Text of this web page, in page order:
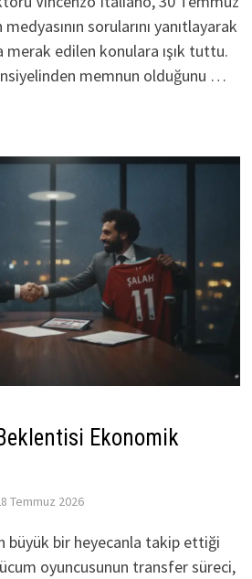
sorularını yanıtlayarak
merak edilen konulara ışık tuttu.
memnun olduğunu …
Beklentisi Ekonomik
Temmuz 2026
büyük bir heyecanla takip ettiği
oyuncusunun transfer süreci,